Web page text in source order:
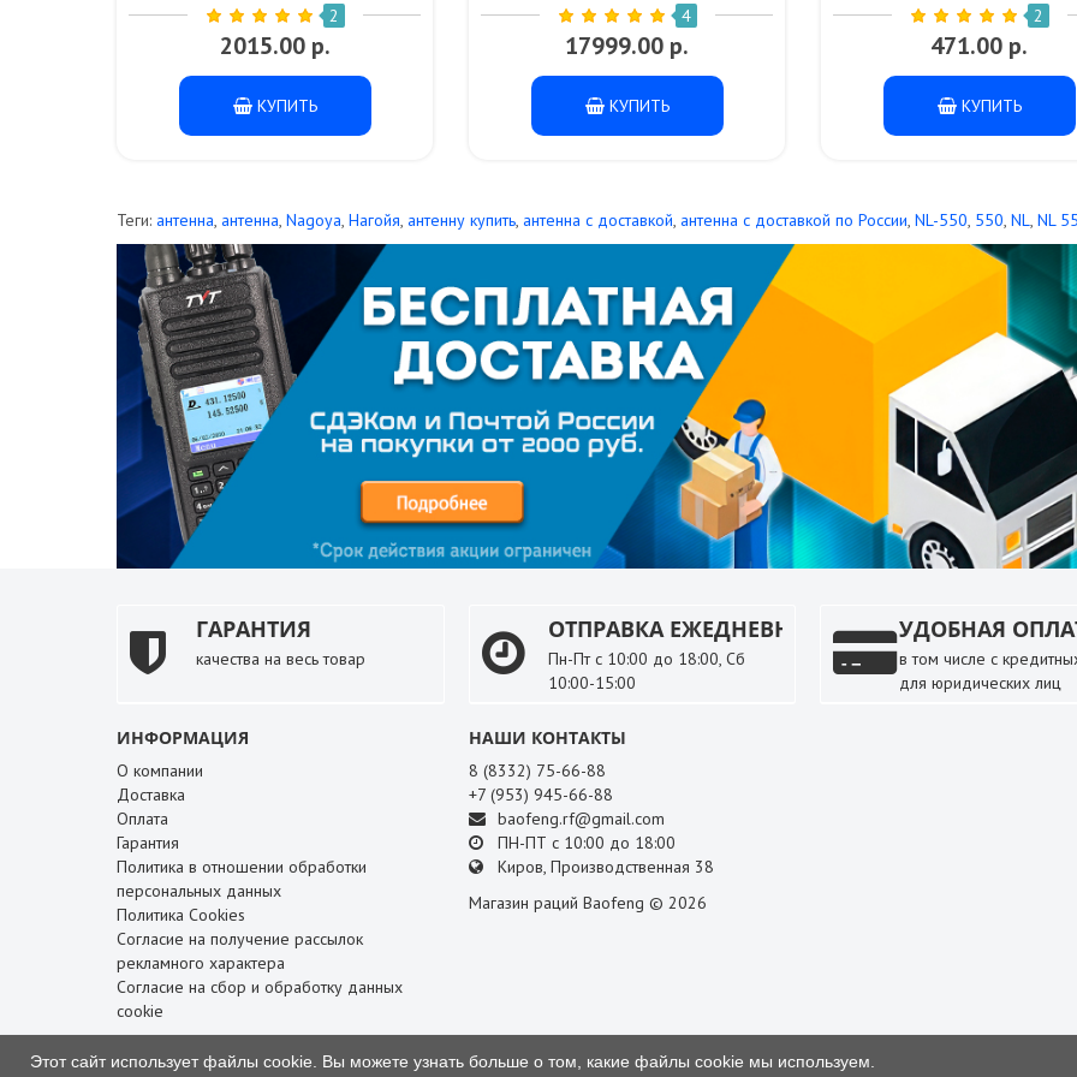
2
2015.00 р.
КУПИТЬ
Черный
4
17999.00 р.
КУПИТЬ
2
471.00 р.
КУПИТЬ
Теги: антенна, антенна, Nagoya, Нагойя, антенну купить, антенна с доставкой, антенна с доставкой по России, NL-550, 550, NL, NL
ГАРАНТИЯ
качества на весь товар
ОТПРАВКА ЕЖЕДНЕВНО
Пн-Пт с 10:00 до 18:00, Сб
10:00-15:00
УДОБНАЯ
в том числе с
для юридических лиц
ИНФОРМАЦИЯ
О компании
Доставка
Оплата
Гарантия
Политика в отношении обработки
персональных данных
Политика Cookies
Согласие на получение рассылок
рекламного характера
Согласие на сбор и обработку данных
cookie
НАШИ КОНТАКТЫ
8 (8332) 75-66-88
+7 (953) 945-66-88
baofeng.rf@gmail.com
ПН-ПТ с 10:00 до 18:00
Киров, Производственная 38
Магазин раций Baofeng © 2026
Этот сайт использует файлы cookie. Вы можете узнать больше о том, какие файлы cookie мы используем.